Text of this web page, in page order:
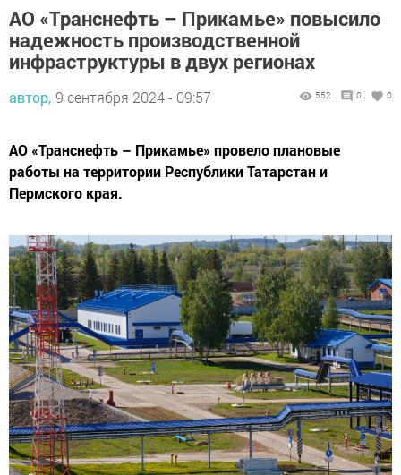
АО «Транснефть – Прикамье» повысило
надежность производственной
инфраструктуры в двух регионах
автор, 9 сентября 2024 - 09:57 552 0 0
АО «Транснефть – Прикамье» провело плановые
работы на территории Республики Татарстан и
Пермского края.